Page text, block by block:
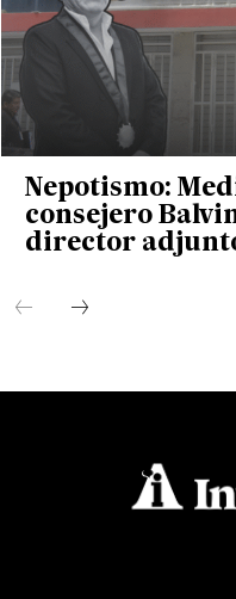
Nepotismo:
consejero
director